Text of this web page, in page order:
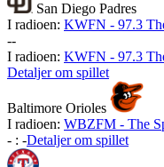
San Diego Padres
I radioen: KWFN - 97.3
--
I radioen: KWFN - 97.3
Detaljer om spillet
Baltimore Orioles
I radioen: WBZFM - The
- : -Detaljer om spillet